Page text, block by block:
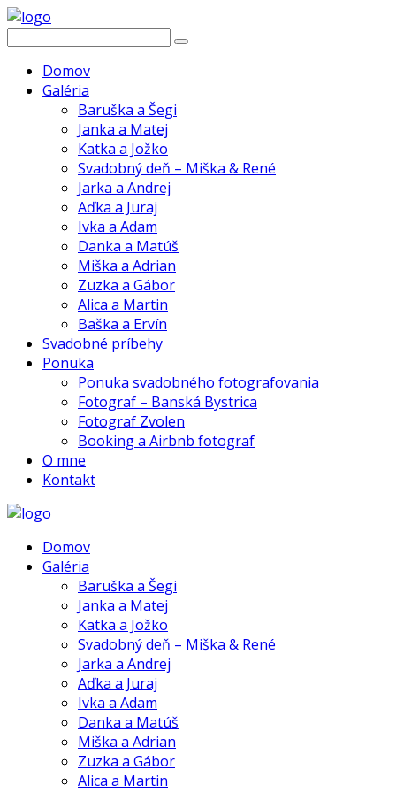
Domov
Galéria
Baruška a Šegi
Janka a Matej
Katka a Jožko
Svadobný deň – Miška & René
Jarka a Andrej
Aďka a Juraj
Ivka a Adam
Danka a Matúš
Miška a Adrian
Zuzka a Gábor
Alica a Martin
Baška a Ervín
Svadobné príbehy
Ponuka
Ponuka svadobného fotografovania
Fotograf – Banská Bystrica
Fotograf Zvolen
Booking a Airbnb fotograf
O mne
Kontakt
Domov
Galéria
Baruška a Šegi
Janka a Matej
Katka a Jožko
Svadobný deň – Miška & René
Jarka a Andrej
Aďka a Juraj
Ivka a Adam
Danka a Matúš
Miška a Adrian
Zuzka a Gábor
Alica a Martin